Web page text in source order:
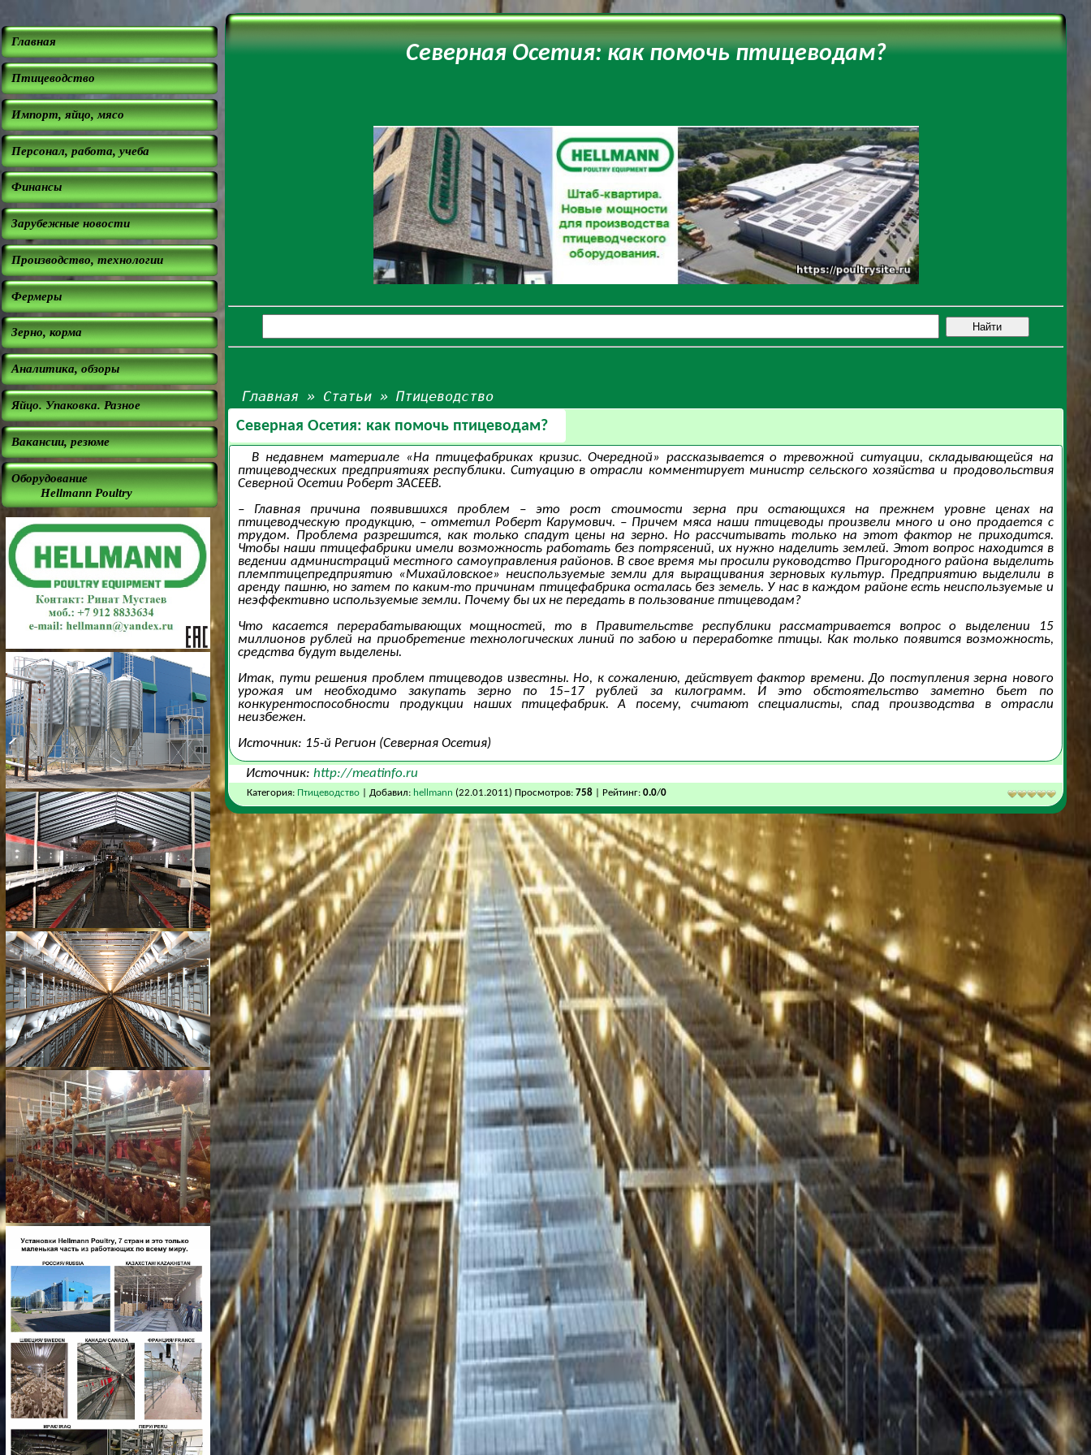
Главная
Птицеводство
Импорт, яйцо, мясо
Персонал, работа, учеба
Финансы
Зарубежные новости
Производство, технологии
Фермеры
Зерно, корма
Аналитика, обзоры
Яйцо. Упаковка. Разное
Вакансии, резюме
Оборудование
Hellmann Poultry
Северная Осетия: как помочь птицеводам?
Главная » Статьи »Птицеводство
Северная Осетия: как помочь птицеводам?
В недавнем материале «На птицефабриках кризис. Очередной» рассказывается о тревожной ситуации, складывающейся на
птицеводческих предприятиях республики. Ситуацию в отрасли комментирует министр сельского хозяйства и продовольствия
Северной Осетии Роберт ЗАСЕЕВ.
– Главная причина появившихся проблем – это рост стоимости зерна при остающихся на прежнем уровне ценах на
птицеводческую продукцию, – отметил Роберт Карумович. – Причем мяса наши птицеводы произвели много и оно продается с
трудом. Проблема разрешится, как только спадут цены на зерно. Но рассчитывать только на этот фактор не приходится.
Чтобы наши птицефабрики имели возможность работать без потрясений, их нужно наделить землей. Этот вопрос находится в
ведении администраций местного самоуправления районов. В свое время мы просили руководство Пригородного района выделить
племптицепредприятию «Михайловское» неиспользуемые земли для выращивания зерновых культур. Предприятию выделили в
аренду пашню, но затем по каким-то причинам птицефабрика осталась без земель. У нас в каждом районе есть неиспользуемые и
неэффективно используемые земли. Почему бы их не передать в пользование птицеводам?
Что касается перерабатывающих мощностей, то в Правительстве республики рассматривается вопрос о выделении 15
миллионов рублей на приобретение технологических линий по забою и переработке птицы. Как только появится возможность,
средства будут выделены.
Итак, пути решения проблем птицеводов известны. Но, к сожалению, действует фактор времени. До поступления зерна нового
урожая им необходимо закупать зерно по 15–17 рублей за килограмм. И это обстоятельство заметно бьет по
конкурентоспособности продукции наших птицефабрик. А посему, считают специалисты, спад производства в отрасли
неизбежен.
Источник: 15-й Регион (Северная Осетия)
Источник: http://meatinfo.ru
Категория: Птицеводство| Добавил: hellmann (22.01.2011) Просмотров: 758| Рейтинг: 0.0/0